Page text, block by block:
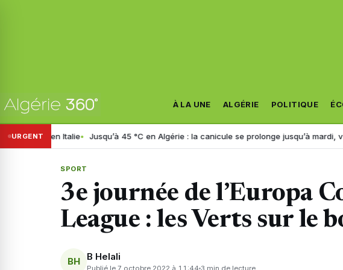
À LA UNE ALGÉRIE POLITIQUE
URGENT
Italie Jusqu’à 45 °C en Algérie : la canicule se prolonge jusqu’à mardi, voici les
SPORT
3e journée de l’Europa
League : les Verts sur le
BH B Helali
Publié le 7 octobre 2022 à 11:44 3 min de lecture